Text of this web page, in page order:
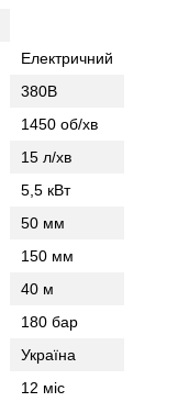
Електричний
380В
1450 об/хв
15 л/хв
5,5 кВт
50 мм
150 мм
40 м
180 бар
Україна
12 міс